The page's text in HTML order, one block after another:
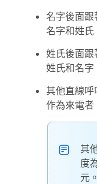
名字後面跟
名字和姓氏
姓氏後面跟
姓氏和名字
其他直線呼
作為來電者
其
度
元。